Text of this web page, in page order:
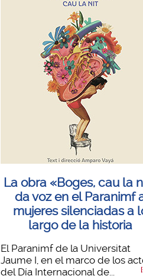
La obra «Boges, cau la
da voz en el Paranimf
mujeres silenciadas a
largo de la historia
El Paranimf de la Universitat
Jaume I, en el marco de los
del Día Internacional de...